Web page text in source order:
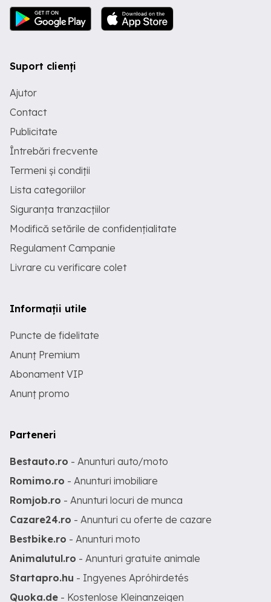
Suport clienți
Ajutor
Contact
Publicitate
Întrebări frecvente
Termeni și condiții
Lista categoriilor
Siguranța tranzacțiilor
Modifică setările de confidențialitate
Regulament Campanie
Livrare cu verificare colet
Informații utile
Puncte de fidelitate
Anunț Premium
Abonament VIP
Anunț promo
Parteneri
Bestauto.ro - Anunturi auto/moto
Romimo.ro - Anunturi imobiliare
Romjob.ro - Anunturi locuri de munca
Cazare24.ro - Anunturi cu oferte de cazare
Bestbike.ro - Anunturi moto
Animalutul.ro - Anunturi gratuite animale
Startapro.hu - Ingyenes Apróhirdetés
Quoka.de - Kostenlose Kleinanzeigen